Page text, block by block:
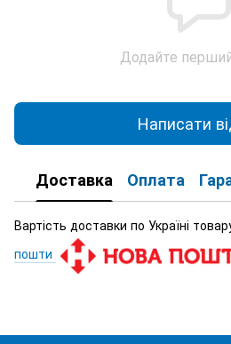
Додайте
Написати
Доставка Оплата
Вартість доставки по Україні
пошти